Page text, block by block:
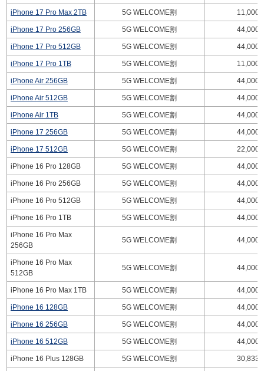
iPhone 17 Pro Max 2TB 5G WELCOME割 11,000
iPhone 17 Pro 256GB 5G WELCOME割 44,000
iPhone 17 Pro 512GB 5G WELCOME割 44,000
iPhone 17 Pro 1TB 5G WELCOME割 11,000
iPhone Air 256GB 5G WELCOME割 44,000
iPhone Air 512GB 5G WELCOME割 44,000
iPhone Air 1TB 5G WELCOME割 44,000
iPhone 17 256GB 5G WELCOME割 44,000
iPhone 17 512GB 5G WELCOME割 22,000
iPhone 16 Pro 128GB 5G WELCOME割 44,000
iPhone 16 Pro 256GB 5G WELCOME割 44,000
iPhone 16 Pro 512GB 5G WELCOME割 44,000
iPhone 16 Pro 1TB 5G WELCOME割 44,000
iPhone 16 Pro Max
256GB
5G WELCOME割 44,000
iPhone 16 Pro Max
512GB
5G WELCOME割 44,000
iPhone 16 Pro Max 1TB 5G WELCOME割 44,000
iPhone 16 128GB 5G WELCOME割 44,000
iPhone 16 256GB 5G WELCOME割 44,000
iPhone 16 512GB 5G WELCOME割 44,000
iPhone 16 Plus 128GB 5G WELCOME割 30,833